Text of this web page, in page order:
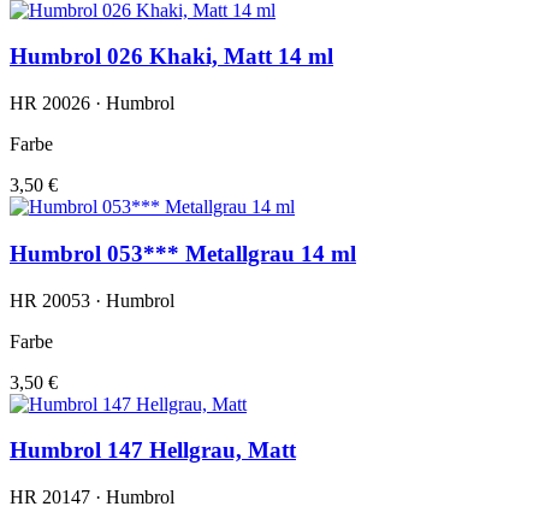
Humbrol 026 Khaki, Matt 14 ml
HR 20026 · Humbrol
Farbe
3,50 €
Humbrol 053*** Metallgrau 14 ml
HR 20053 · Humbrol
Farbe
3,50 €
Humbrol 147 Hellgrau, Matt
HR 20147 · Humbrol